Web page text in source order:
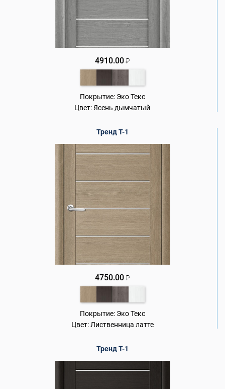
4910.00 ₽
Покрытие: Эко Текс
Цвет: Ясень дымчатый
Тренд Т-1
4750.00 ₽
Покрытие: Эко Текс
Цвет: Лиственница латте
Тренд Т-1